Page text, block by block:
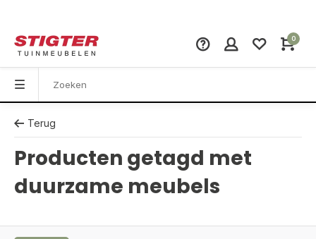
0
Terug
Producten getagd met
duurzame meubels